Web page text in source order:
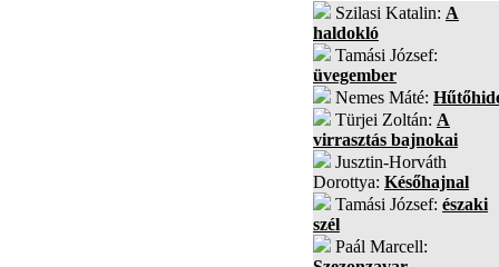
Szilasi Katalin: A
haldokló
Tamási József:
üvegember
Nemes Máté:
Türjei Zoltán: A
virrasztás bajnokai
Jusztin-Horváth
Dorottya: Későhajnal
Tamási József: északi
szél
Paál Marcell: